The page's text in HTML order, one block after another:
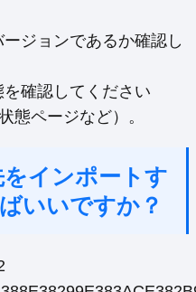
ジョンであるか確認し
確認してください
態ページなど）。
インポートす
いいですか？